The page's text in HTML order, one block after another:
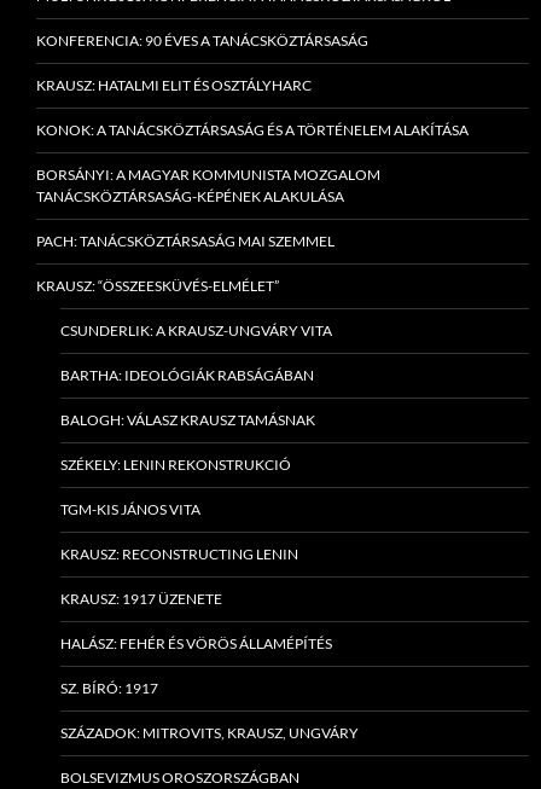
KONFERENCIA: 90 ÉVES A TANÁCSKÖZTÁRSASÁG
KRAUSZ: HATALMI ELIT ÉS OSZTÁLYHARC
KONOK: A TANÁCSKÖZTÁRSASÁG ÉS A TÖRTÉNELEM ALAKÍTÁSA
BORSÁNYI: A MAGYAR KOMMUNISTA MOZGALOM
TANÁCSKÖZTÁRSASÁG-KÉPÉNEK ALAKULÁSA
PACH: TANÁCSKÖZTÁRSASÁG MAI SZEMMEL
KRAUSZ: “ÖSSZEESKÜVÉS-ELMÉLET”
CSUNDERLIK: A KRAUSZ-UNGVÁRY VITA
BARTHA: IDEOLÓGIÁK RABSÁGÁBAN
BALOGH: VÁLASZ KRAUSZ TAMÁSNAK
SZÉKELY: LENIN REKONSTRUKCIÓ
TGM-KIS JÁNOS VITA
KRAUSZ: RECONSTRUCTING LENIN
KRAUSZ: 1917 ÜZENETE
HALÁSZ: FEHÉR ÉS VÖRÖS ÁLLAMÉPÍTÉS
SZ. BÍRÓ: 1917
SZÁZADOK: MITROVITS, KRAUSZ, UNGVÁRY
BOLSEVIZMUS OROSZORSZÁGBAN